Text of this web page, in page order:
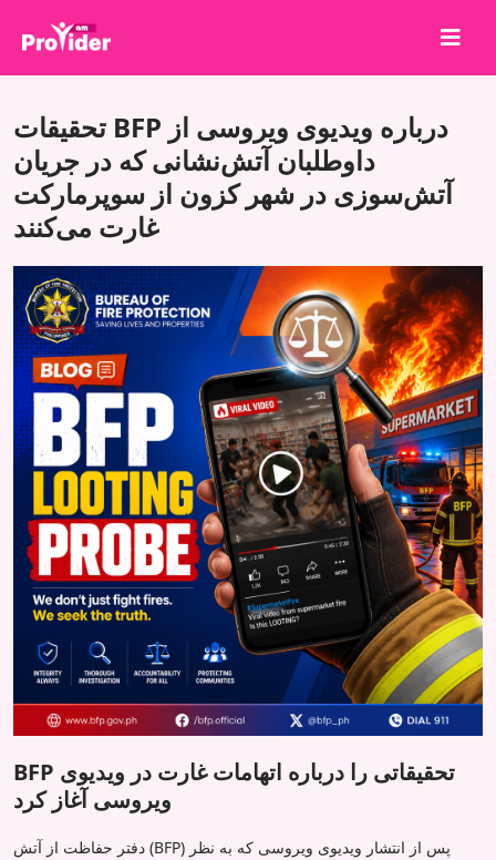
درباره ما
ورود
ثبت نام
خدمات
API
شرایط
بلاگ
تحقیقات BFP درباره ویدیوی ویروسی از
داوطلبان آتش‌نشانی که در جریان
آتش‌سوزی در شهر کزون از سوپرمارکت
غارت می‌کنند
BFP تحقیقاتی را درباره اتهامات غارت در ویدیوی
ویروسی آغاز کرد
دفتر حفاظت از آتش (BFP) پس از انتشار ویدیوی ویروسی که به نظر